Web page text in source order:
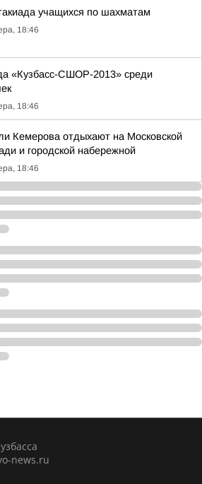
учащихся по шахматам
18:46
«Кузбасс-СШОР-2013» среди
18:46
Кемерова отдыхают на Московской
и городской набережной
18:46
news.ru